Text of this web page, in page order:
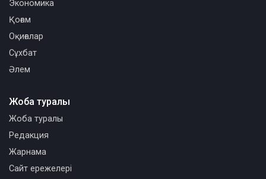
Экономика
Қоғам
Оқиғалар
Сұхбат
Әлем
Жоба туралы
Жоба туралы
Редакция
Жарнама
Сайт ережелері